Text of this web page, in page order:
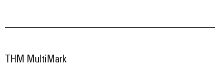
și
THM MultiMark